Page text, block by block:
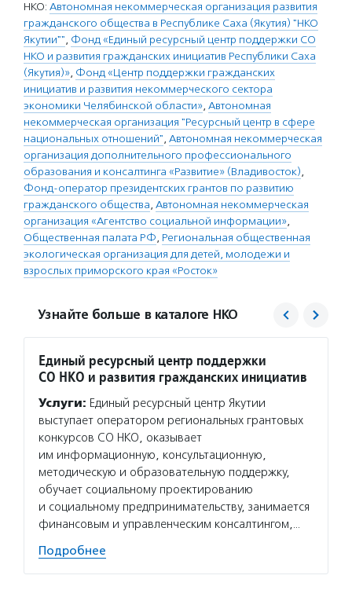
НКО: Автономная некоммерческая организация развития
гражданского общества в Республике Саха (Якутия) "НКО
Якутии"", Фонд «Единый ресурсный центр поддержки СО
НКО и развития гражданских инициатив Республики Саха
(Якутия)», Фонд «Центр поддержки гражданских
инициатив и развития некоммерческого сектора
экономики Челябинской области», Автономная
некоммерческая организация "Ресурсный центр в сфере
национальных отношений", Автономная некоммерческая
организация дополнительного профессионального
образования и консалтинга «Развитие» (Владивосток),
Фонд-оператор президентских грантов по развитию
гражданского общества, Автономная некоммерческая
организация «Агентство социальной информации»,
Общественная палата РФ, Региональная общественная
экологическая организация для детей, молодежи и
взрослых приморского края «Росток»
Узнайте больше в каталоге НКО
Единый ресурсный центр поддержки
СО НКО и развития гражданских инициатив
Услуги: Единый ресурсный центр Якутии
выступает оператором региональных грантовых
конкурсов СО НКО, оказывает
им информационную, консультационную,
методическую и образовательную поддержку,
обучает социальному проектированию
и социальному предпринимательству, занимается
финансовым и управленческим консалтингом,…
Подробнее